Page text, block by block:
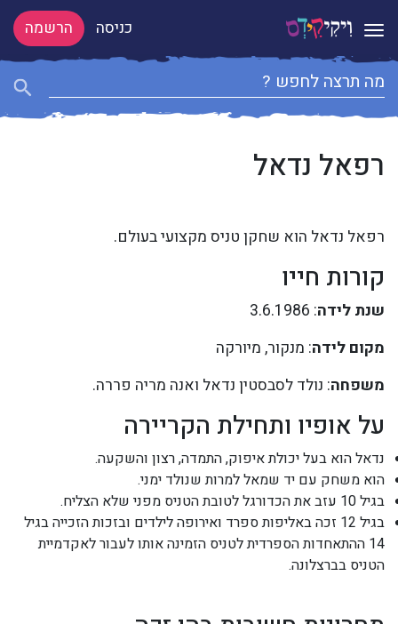
Toggle navigation כניסה הרשמה
רפאל נדאל
רפאל נדאל הוא שחקן טניס מקצועי בעולם.
קורות חייו
שנת לידה: 3.6.1986
מקום לידה: מנקור, מיורקה
משפחה: נולד לסבסטין נדאל ואנה מריה פררה.
על אופיו ותחילת הקריירה
נדאל הוא בעל יכולת איפוק, התמדה, רצון והשקעה.
הוא משחק עם יד שמאל למרות שנולד ימני.
בגיל 10 עזב את הכדורגל לטובת הטניס מפני שלא הצליח.
בגיל 12 זכה באליפות ספרד ואירופה לילדים ובזכות הזכייה בגיל
14 ההתאחדות הספרדית לטניס הזמינה אותו לעבור לאקדמיית
הטניס בברצלונה.